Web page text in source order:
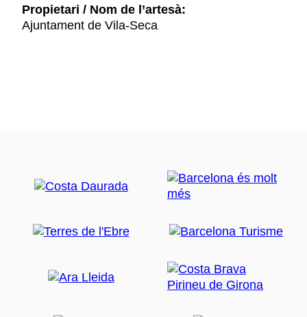
Propietari / Nom de l’artesà:
Ajuntament de Vila-Seca